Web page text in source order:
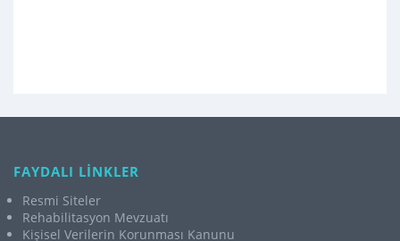
FAYDALI LİNKLER
Resmi Siteler
Rehabilitasyon Mevzuatı
Kişisel Verilerin Korunması Kanunu